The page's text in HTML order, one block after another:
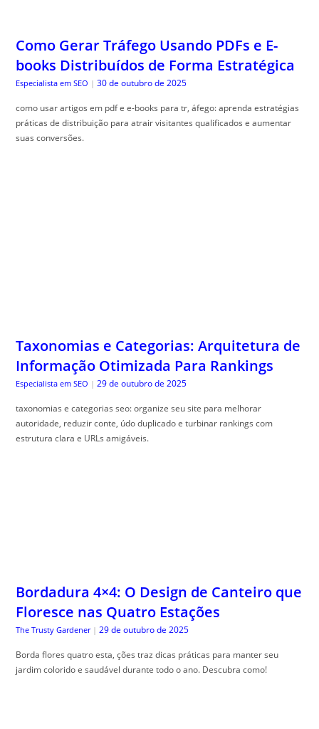
Como Gerar Tráfego Usando PDFs e E-
books Distribuídos de Forma Estratégica
Especialista em SEO | 30 de outubro de 2025
como usar artigos em pdf e e-books para tr, áfego: aprenda estratégias
práticas de distribuição para atrair visitantes qualificados e aumentar
suas conversões.
Taxonomias e Categorias: Arquitetura de
Informação Otimizada Para Rankings
Especialista em SEO | 29 de outubro de 2025
taxonomias e categorias seo: organize seu site para melhorar
autoridade, reduzir conte, údo duplicado e turbinar rankings com
estrutura clara e URLs amigáveis.
Bordadura 4×4: O Design de Canteiro que
Floresce nas Quatro Estações
The Trusty Gardener | 29 de outubro de 2025
Borda flores quatro esta, ções traz dicas práticas para manter seu
jardim colorido e saudável durante todo o ano. Descubra como!